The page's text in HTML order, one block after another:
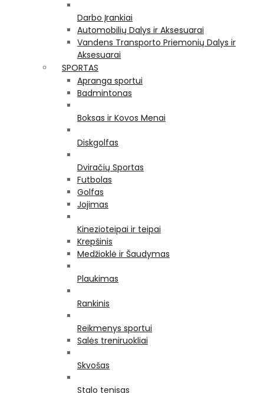
Darbo Įrankiai
Automobilių Dalys ir Aksesuarai
Vandens Transporto Priemonių Dalys ir
Aksesuarai
SPORTAS
Apranga sportui
Badmintonas
Boksas ir Kovos Menai
Diskgolfas
Dviračių Sportas
Futbolas
Golfas
Jojimas
Kinezioteipai ir teipai
Krepšinis
Medžioklė ir Šaudymas
Plaukimas
Rankinis
Reikmenys sportui
Salės treniruokliai
Skvošas
Stalo tenisas